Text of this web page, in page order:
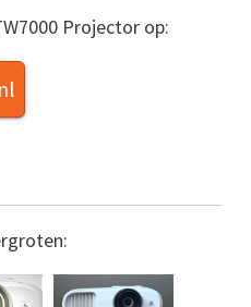
Projector op: